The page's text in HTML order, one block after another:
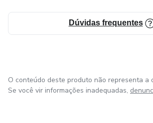
Dúvidas frequentes
O conteúdo deste produto não representa a
Se você vir informações inadequadas,